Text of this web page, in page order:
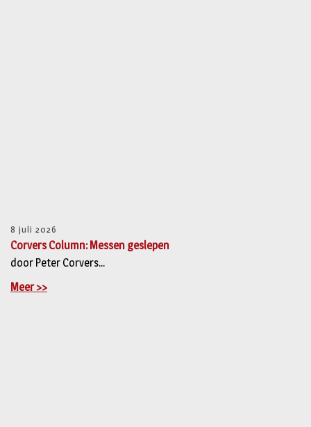
8 juli 2026
Corvers Column: Messen geslepen
door Peter Corvers...
Meer >>